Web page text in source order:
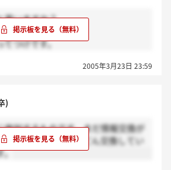
思いますか？
！っていう人には
てつけです。
お勧めはしません。2005年3月23日 23:59
)
参加するものです、まだ情報交換が
ので、これからどんどん交換してい
。